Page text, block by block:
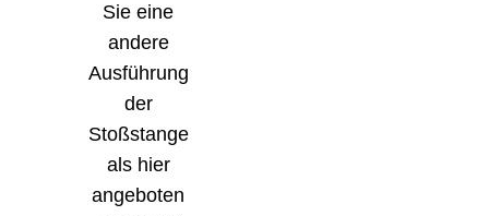
Sie eine
andere
Ausführung
der
Stoßstange
als hier
angeboten